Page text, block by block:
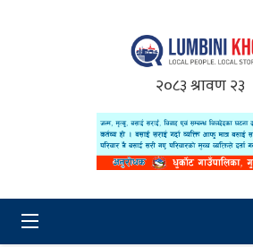
२०८३ श्रावण २३